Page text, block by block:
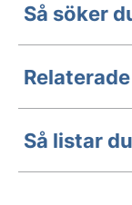
Så söker
Så listar